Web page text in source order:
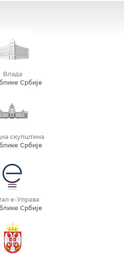
Влада
Србије
скупштина
Србије
е-Управа
Србије